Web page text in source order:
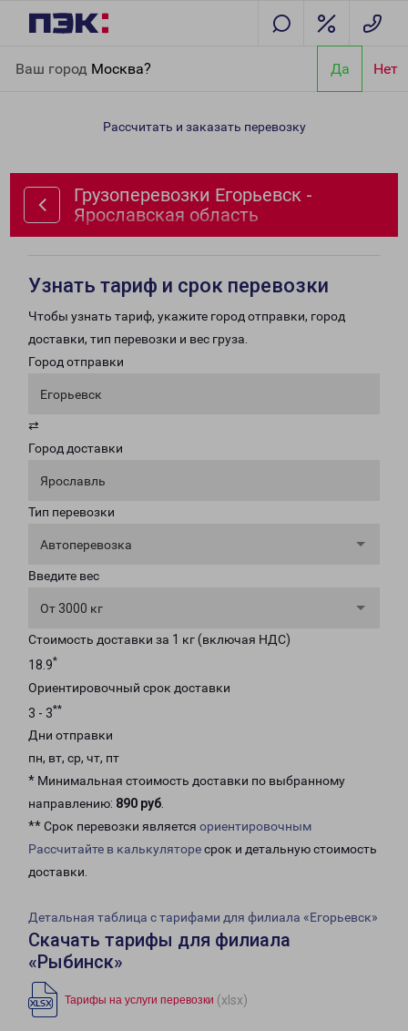
Ваш город Москва? Да Нет
Ярославская область
Рассчитать и заказать перевозку
Грузоперевозки Егорьевск -
Ярославская область
Узнать тариф и срок перевозки
Чтобы узнать тариф, укажите город отправки, город
доставки, тип перевозки и вес груза.
Город отправки
Егорьевск
⇄
Город доставки
Ярославль
Тип перевозки
Автоперевозка
Введите вес
От 3000 кг
Стоимость доставки за 1 кг (включая НДС)
18.9*
Ориентировочный срок доставки
3 - 3**
Дни отправки
пн, вт, ср, чт, пт
* Минимальная стоимость доставки по выбранному
направлению: 890 руб.
** Срок перевозки является ориентировочным
Рассчитайте в калькуляторесрок и детальную стоимость
доставки.
Детальная таблица с тарифами для филиала «Егорьевск»
Скачать тарифы для филиала
«Рыбинск»
Тарифы на услуги перевозки (xlsx)